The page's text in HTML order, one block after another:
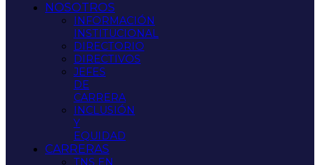
NOSOTROS
INFORMACIÓN
INSTITUCIONAL
DIRECTORIO
DIRECTIVOS
JEFES
DE
CARRERA
INCLUSIÓN
Y
EQUIDAD
CARRERAS
TNS EN